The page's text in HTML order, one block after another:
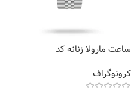
ساعت مارولا زنانه کد
کرونوگراف